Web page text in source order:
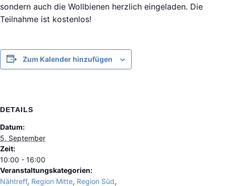
sondern auch die Wollbienen herzlich eingeladen. Die
Teilnahme ist kostenlos!
Zum Kalender hinzufügen
DETAILS
Datum:
5. September
Zeit:
10:00 - 16:00
Veranstaltungskategorien:
Nähtreff, Region Mitte, Region Süd,